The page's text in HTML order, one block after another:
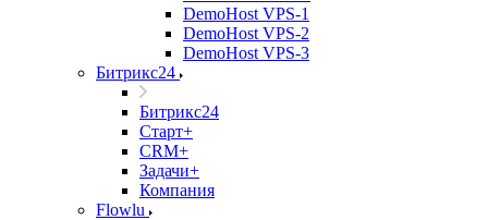
DemoHost VPS-1
DemoHost VPS-2
DemoHost VPS-3
Битрикс24
Битрикс24
Старт+
CRM+
Задачи+
Компания
Flowlu